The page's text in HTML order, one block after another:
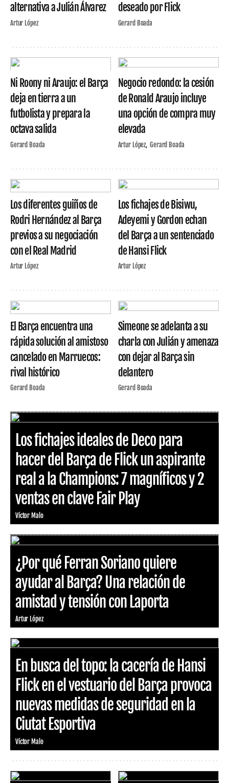
alternativa a Julián Álvarez
Artur López
deseado por Flick
Gerard Boada
Ni Roony ni Araujo: el Barça
deja en tierra a un
futbolista y prepara la
octava salida
Gerard Boada
Negocio redondo: la cesión
de Ronald Araujo incluye
una opción de compra muy
elevada
Artur López Gerard Boada
Los diferentes guiños de
Rodri Hernández al Barça
previos a su negociación
con el Real Madrid
Artur López
Los fichajes de Bisiwu,
Adeyemi y Gordon echan
del Barça a un sentenciado
de Hansi Flick
Artur López
El Barça encuentra una
rápida solución al amistoso
cancelado en Marruecos:
rival histórico
Gerard Boada
Simeone se adelanta a su
charla con Julián y amenaza
con dejar al Barça sin
delantero
Gerard Boada
Los fichajes ideales de Deco para
hacer del Barça de Flick un aspirante
real a la Champions: 7 magníficos y 2
ventas en clave Fair Play
Víctor Malo
¿Por qué Ferran Soriano quiere
ayudar al Barça? Una relación de
amistad y tensión con Laporta
Artur López
En busca del topo: la cacería de Hansi
Flick en el vestuario del Barça provoca
nuevas medidas de seguridad en la
Ciutat Esportiva
Víctor Malo